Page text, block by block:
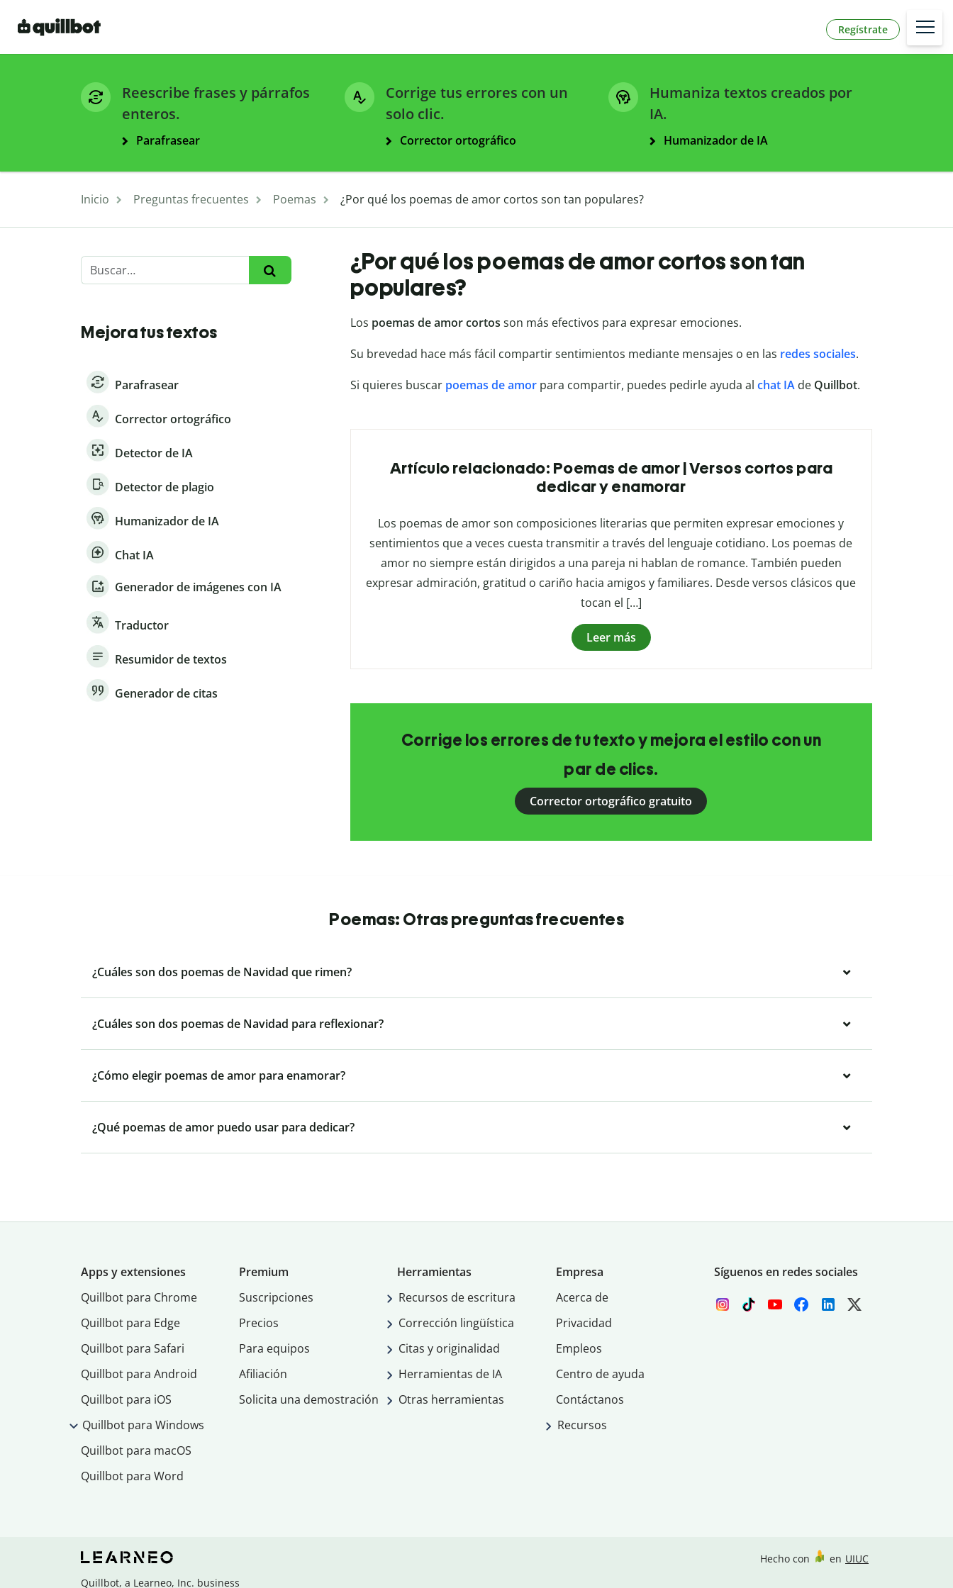
Regístrate
Reescribe frases y párrafos
enteros.
Parafrasear
Corrige tus errores con un
solo clic.
Corrector ortográfico
Humaniza textos creados por
IA.
Humanizador de IA
Inicio Preguntas frecuentes Poemas ¿Por qué los poemas de amor cortos son tan populares?
Mejora tus textos
Parafrasear
Corrector ortográfico
Detector de IA
Detector de plagio
Humanizador de IA
Chat IA
Generador de imágenes con IA
Traductor
Resumidor de textos
Generador de citas
¿Por qué los poemas de amor cortos son tan
populares?
Los poemas de amor cortos son más efectivos para expresar emociones.
Su brevedad hace más fácil compartir sentimientos mediante mensajes o en las redes sociales.
Si quieres buscar poemas de amor para compartir, puedes pedirle ayuda al chat IAde Quillbot.
Artículo relacionado: Poemas de amor | Versos cortos para
dedicar y enamorar
Los poemas de amor son composiciones literarias que permiten expresar emociones y
sentimientos que a veces cuesta transmitir a través del lenguaje cotidiano. Los poemas de
amor no siempre están dirigidos a una pareja ni hablan de romance. También pueden
expresar admiración, gratitud o cariño hacia amigos y familiares. Desde versos clásicos que
tocan el […]
Leer más
Corrige los errores de tu texto y mejora el estilo con un
par de clics.
Corrector ortográfico gratuito
Poemas: Otras preguntas frecuentes
¿Cuáles son dos poemas de Navidad que rimen?
¿Cuáles son dos poemas de Navidad para reflexionar?
¿Cómo elegir poemas de amor para enamorar?
¿Qué poemas de amor puedo usar para dedicar?
Apps y extensiones
Quillbot para Chrome
Quillbot para Edge
Quillbot para Safari
Quillbot para Android
Quillbot para iOS
Quillbot para Windows
Quillbot para macOS
Quillbot para Word
Premium
Suscripciones
Precios
Para equipos
Afiliación
Solicita una demostración
Herramientas
Recursos de escritura
Corrección lingüística
Citas y originalidad
Herramientas de IA
Otras herramientas
Empresa
Acerca de
Privacidad
Empleos
Centro de ayuda
Contáctanos
Recursos
Síguenos en redes sociales
Quillbot, a Learneo, Inc. business
Hecho con en UIUC